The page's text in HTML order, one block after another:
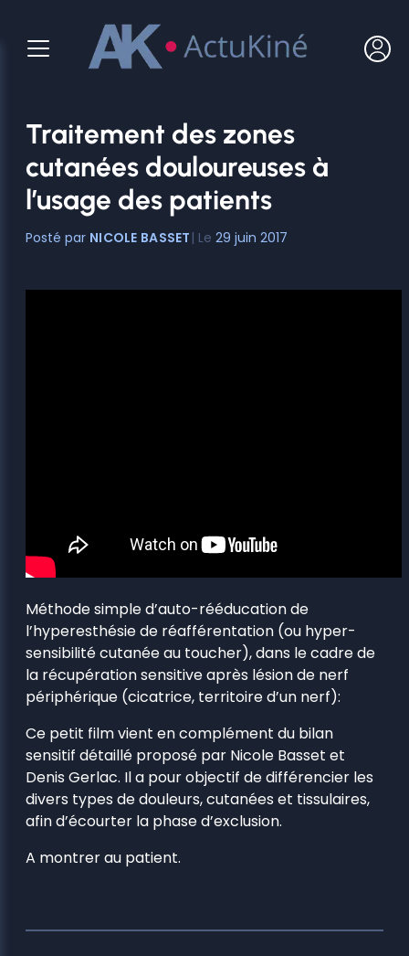
contenu
Traitement des zones
cutanées douloureuses à
l’usage des patients
NICOLE BASSET 29 juin 2017
Méthode simple d’auto-rééducation de
l’hyperesthésie de réafférentation (ou hyper-
sensibilité cutanée au toucher), dans le cadre de
la récupération sensitive après lésion de nerf
périphérique (cicatrice, territoire d’un nerf):
Ce petit film vient en complément du bilan
sensitif détaillé proposé par Nicole Basset et
Denis Gerlac. Il a pour objectif de différencier les
divers types de douleurs, cutanées et tissulaires,
afin d’écourter la phase d’exclusion.
A montrer au patient.